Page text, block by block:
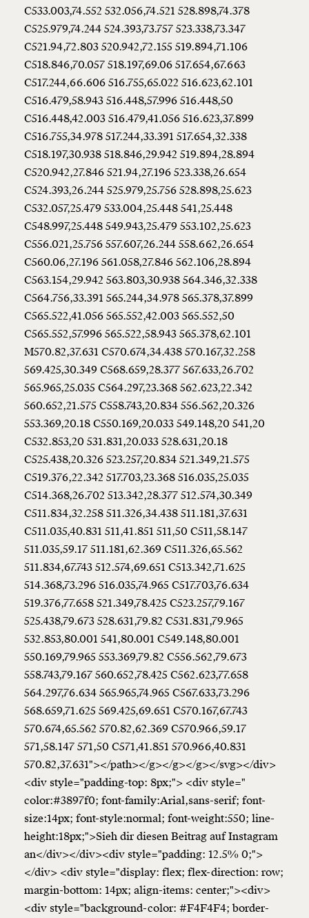
C533.003,74.552 532.056,74.521 528.898,74.378
C525.979,74.244 524.393,73.757 523.338,73.347
C521.94,72.803 520.942,72.155 519.894,71.106
C518.846,70.057 518.197,69.06 517.654,67.663
C517.244,66.606 516.755,65.022 516.623,62.101
C516.479,58.943 516.448,57.996 516.448,50
C516.448,42.003 516.479,41.056 516.623,37.899
C516.755,34.978 517.244,33.391 517.654,32.338
C518.197,30.938 518.846,29.942 519.894,28.894
C520.942,27.846 521.94,27.196 523.338,26.654
C524.393,26.244 525.979,25.756 528.898,25.623
C532.057,25.479 533.004,25.448 541,25.448
C548.997,25.448 549.943,25.479 553.102,25.623
C556.021,25.756 557.607,26.244 558.662,26.654
C560.06,27.196 561.058,27.846 562.106,28.894
C563.154,29.942 563.803,30.938 564.346,32.338
C564.756,33.391 565.244,34.978 565.378,37.899
C565.522,41.056 565.552,42.003 565.552,50
C565.552,57.996 565.522,58.943 565.378,62.101
M570.82,37.631 C570.674,34.438 570.167,32.258
569.425,30.349 C568.659,28.377 567.633,26.702
565.965,25.035 C564.297,23.368 562.623,22.342
560.652,21.575 C558.743,20.834 556.562,20.326
553.369,20.18 C550.169,20.033 549.148,20 541,20
C532.853,20 531.831,20.033 528.631,20.18
C525.438,20.326 523.257,20.834 521.349,21.575
C519.376,22.342 517.703,23.368 516.035,25.035
C514.368,26.702 513.342,28.377 512.574,30.349
C511.834,32.258 511.326,34.438 511.181,37.631
C511.035,40.831 511,41.851 511,50 C511,58.147
511.035,59.17 511.181,62.369 C511.326,65.562
511.834,67.743 512.574,69.651 C513.342,71.625
514.368,73.296 516.035,74.965 C517.703,76.634
519.376,77.658 521.349,78.425 C523.257,79.167
525.438,79.673 528.631,79.82 C531.831,79.965
532.853,80.001 541,80.001 C549.148,80.001
550.169,79.965 553.369,79.82 C556.562,79.673
558.743,79.167 560.652,78.425 C562.623,77.658
564.297,76.634 565.965,74.965 C567.633,73.296
568.659,71.625 569.425,69.651 C570.167,67.743
570.674,65.562 570.82,62.369 C570.966,59.17
571,58.147 571,50 C571,41.851 570.966,40.831
570.82,37.631"></path></g></g></g></svg></div>
<div style="padding-top: 8px;"> <div style="
color:#3897f0; font-family:Arial,sans-serif; font-
size:14px; font-style:normal; font-weight:550; line-
height:18px;">Sieh dir diesen Beitrag auf Instagram
an</div></div><div style="padding: 12.5% 0;">
</div> <div style="display: flex; flex-direction: row;
margin-bottom: 14px; align-items: center;"><div>
<div style="background-color: #F4F4F4; border-